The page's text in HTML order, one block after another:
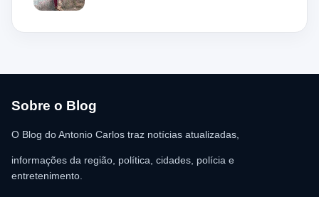
aparentando estar desacordado. De acordo com a vítima,
chegada dos policiais. O Serviço de Atendimento Móvel de
para as providências legais.
Sobre o Blog
O Blog do Antonio Carlos traz notícias atualizadas,
informações da região, política, cidades, polícia e
entretenimento.